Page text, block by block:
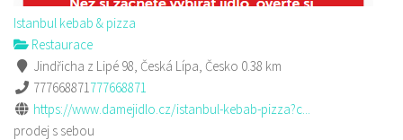
Istanbul kebab & pizza
Restaurace
Jindřicha z Lipé 98, Česká Lípa, Česko 0.38 km
777668871777668871
https://www.damejidlo.cz/istanbul-kebab-pizza?c...
prodej s sebou